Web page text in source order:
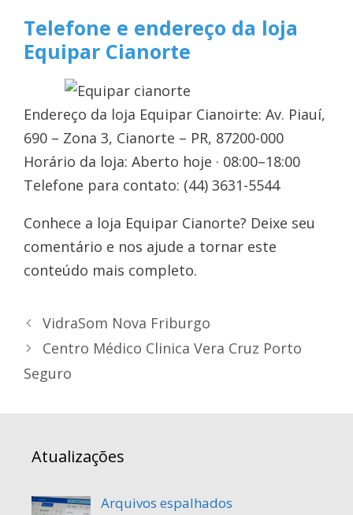
Telefone e endereço da loja
Equipar Cianorte
Endereço da loja Equipar Cianoirte: Av. Piauí,
690 – Zona 3, Cianorte – PR, 87200-000
Horário da loja: Aberto hoje · 08:00–18:00
Telefone para contato: (44) 3631-5544
Conhece a loja Equipar Cianorte? Deixe seu
comentário e nos ajude a tornar este
conteúdo mais completo.
VidraSom Nova Friburgo
Centro Médico Clinica Vera Cruz Porto
Seguro
Atualizações
Arquivos espalhados